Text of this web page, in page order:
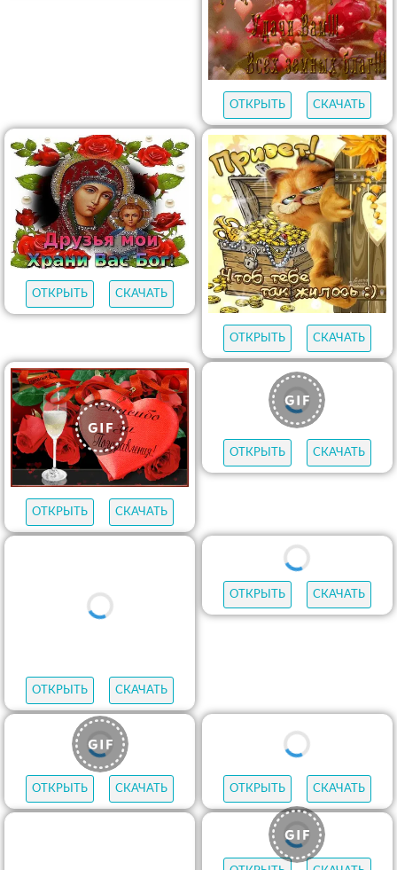
ОТКРЫТЬ СКАЧАТЬ
ОТКРЫТЬ СКАЧАТЬ
ОТКРЫТЬ СКАЧАТЬ
ОТКРЫТЬ СКАЧАТЬ
ОТКРЫТЬ
ОТКРЫТЬ
СКАЧАТЬ
ОТКРЫТЬ
СКАЧАТЬ